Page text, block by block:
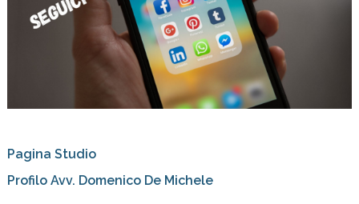
Pagina Studio
Profilo Avv. Domenico De Michele